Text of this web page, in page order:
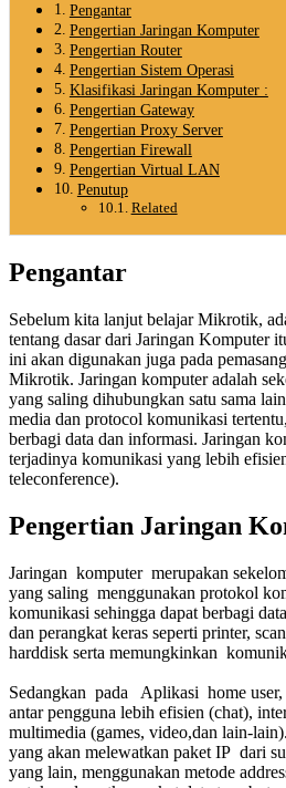
Pengantar
Pengertian Jaringan Komputer
Pengertian Router
Pengertian Sistem Operasi
Klasifikasi Jaringan Komputer :
Pengertian Gateway
Pengertian Proxy Server
Pengertian Firewall
Pengertian Virtual LAN
Penutup
Related
Pengantar
Sebelum kita lanjut belajar Mikrotik,
tentang dasar dari Jaringan Komputer
ini akan digunakan juga pada
Mikrotik. Jaringan komputer adalah
yang saling dihubungkan satu sama
media dan protocol komunikasi
berbagi data dan informasi. Jaringan
terjadinya komunikasi yang lebih
teleconference).
Pengertian Jaringan
Jaringan komputer merupakan
yang saling menggunakan protokol
komunikasi sehingga dapat berbagi
dan perangkat keras seperti printer,
harddisk serta memungkinkan
Sedangkan pada Aplikasi home
antar pengguna lebih efisien (chat),
multimedia (games, video,dan lain-
yang akan melewatkan paket IP dari
yang lain, menggunakan metode